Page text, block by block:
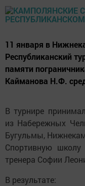
11 января в
Республиканский
памяти
Кайманова Н.Ф.
В турнире
из Набережных
Бугульмы,
Спортивную
тренера Софии
В результате: